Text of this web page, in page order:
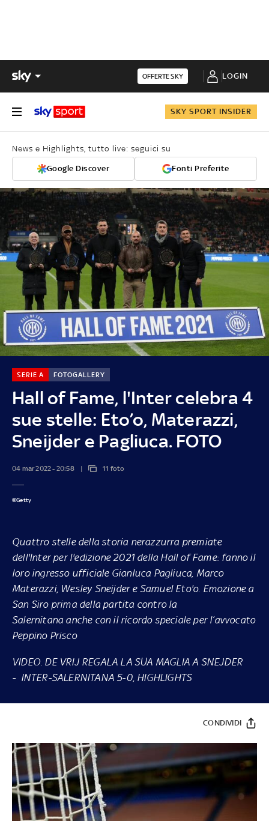
OFFERTE SKY LOGIN
SKY SPORT INSIDER
News e Highlights, tutto live: seguici su
Google Discover Fonti Preferite
Hall of Fame, l'Inter celebra 4
sue stelle: Eto’o, Materazzi,
Sneijder e Pagliuca. FOTO
SERIE A FOTOGALLERY
04 mar 2022 - 20:58 11 foto
©Getty
Quattro stelle della storia nerazzurra premiate
dell'Inter per l'edizione 2021 della Hall of Fame: fanno il
loro ingresso ufficiale Gianluca Pagliuca, Marco
Materazzi, Wesley Sneijder e Samuel Eto'o. Emozione a
San Siro prima della partita contro la
Salernitana anche con il ricordo speciale per l’avvocato
Peppino Prisco
VIDEO. DE VRIJ REGALA LA SUA MAGLIA A SNEJDER
- INTER-SALERNITANA 5-0, HIGHLIGHTS
CONDIVIDI